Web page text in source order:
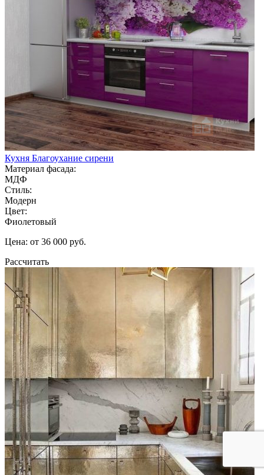
Кухня Благоухание сирени
Материал фасада:
МДФ
Стиль:
Модерн
Цвет:
Фиолетовый
Цена: от 36 000 руб.
Рассчитать